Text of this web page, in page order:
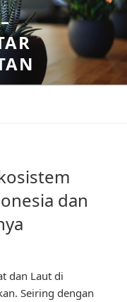
dan
dan Laut di
Seiring dengan